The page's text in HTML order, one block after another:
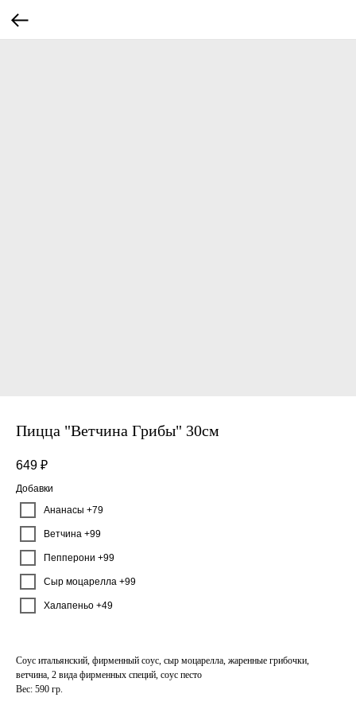
Пицца "Ветчина Грибы" 30см
649 ₽
Добавки
Ананасы +79
Ветчина +99
Пепперони +99
Сыр моцарелла +99
Халапеньо +49
Соус итальянский, фирменный соус, сыр моцарелла, жаренные грибочки,
ветчина, 2 вида фирменных специй, соус песто
Вес: 590 гр.